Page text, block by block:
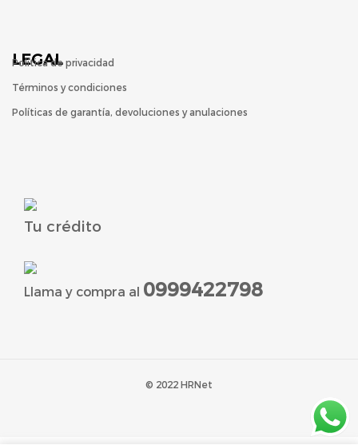
LEGAL
Política de privacidad
Términos y condiciones
Políticas de garantía, devoluciones y anulaciones
Tu crédito
Llama y compra al 0999422798
© 2022 HRNet